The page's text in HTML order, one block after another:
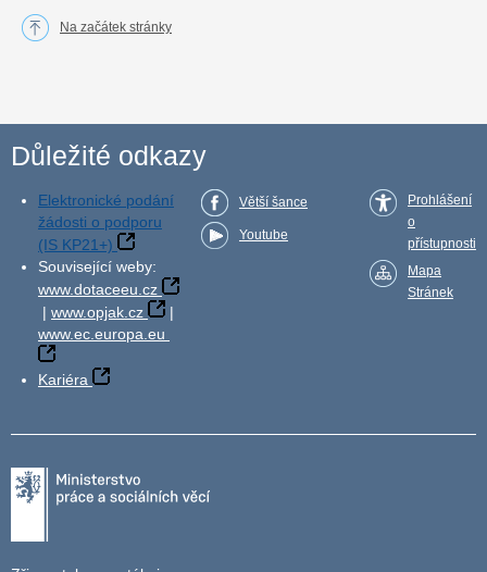
Na začátek stránky
Důležité odkazy
Elektronické podání
žádosti o podporu
(IS KP21+)
Související weby:
www.dotaceeu.cz
| www.opjak.cz
|
www.ec.europa.eu
Kariéra
Větší šance
Youtube
Prohlášení
o
přístupnosti
Mapa
Stránek